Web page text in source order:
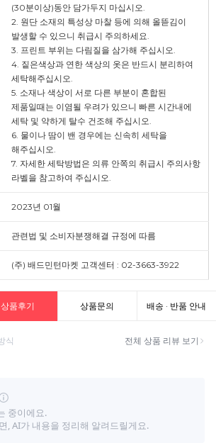
(30분이상)동안 담가두지 마십시오.
2. 원단 소재의 특성상 마찰 등에 의해 올뜯김이
발생할 수 있으니 취급시 주의하세요.
3. 프린트 부위는 다림질을 삼가해 주십시오.
4. 짙은색상과 연한 색상의 옷은 반드시 분리하여
세탁해주십시오.
5. 소재나 색상이 서로 다른 부분이 혼합된
제품일때는 이염될 우려가 있으니 빠른 시간내에
세탁 및 약하게 탈수 건조해 주십시오.
6. 물이나 땀이 밴 경우에는 신속히 세탁을
해주십시오.
7. 자세한 세탁방법은 의류 안쪽의 취급시 주의사항
라벨을 참고하여 주십시오.
2023년 01월
관련법 및 소비자분쟁해결 규정에 따름
(주) 배드민턴마켓 고객센터 : 02-3663-3922
상품후기 상품문의 배송 · 반품 안내